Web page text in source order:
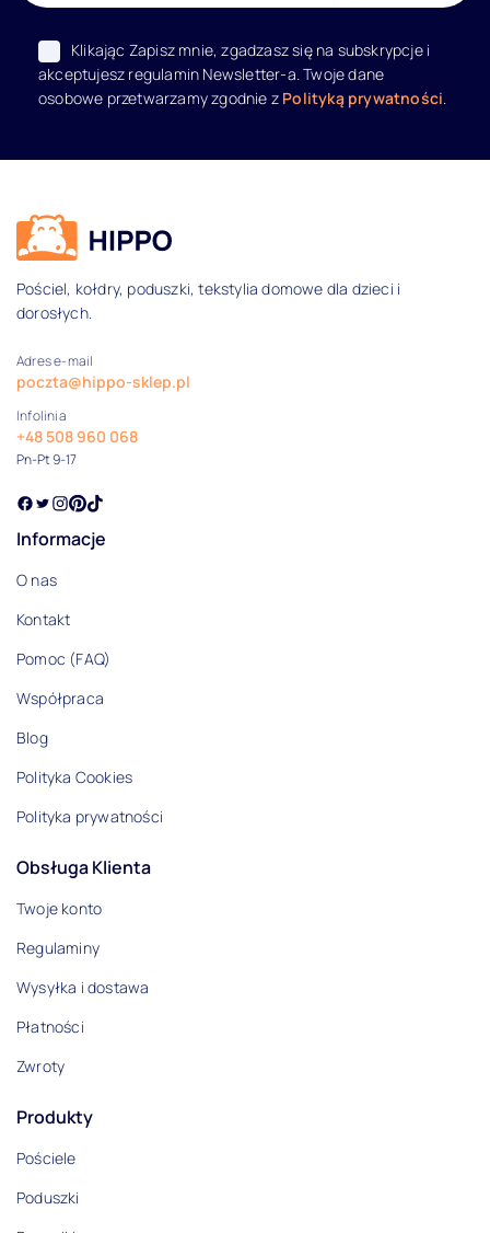
Klikając Zapisz mnie, zgadzasz się na subskrypcje i
akceptujesz regulamin Newsletter-a. Twoje dane
osobowe przetwarzamy zgodnie z Polityką prywatności.
Dane kontaktowe i informacje
Pościel, kołdry, poduszki, tekstylia domowe dla dzieci i
dorosłych.
Adres e-mail
poczta@hippo-sklep.pl
Infolinia
+48 508 960 068
Pn-Pt 9-17
Informacje
O nas
Kontakt
Pomoc (FAQ)
Współpraca
Blog
Polityka Cookies
Polityka prywatności
Obsługa Klienta
Twoje konto
Regulaminy
Wysyłka i dostawa
Płatności
Zwroty
Produkty
Pościele
Poduszki